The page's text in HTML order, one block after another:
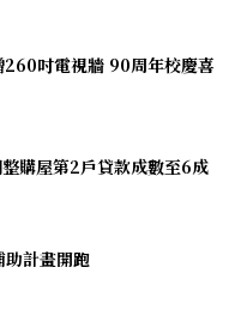
吋電視牆 90周年校慶喜
購屋第2戶貸款成數至6成
助計畫開跑